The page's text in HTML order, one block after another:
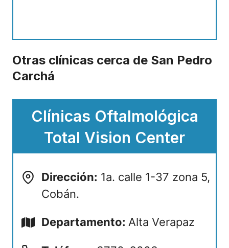
Otras clínicas cerca de San Pedro
Carchá
Clínicas Oftalmológica
Total Vision Center
Dirección: 1a. calle 1-37 zona 5,
Cobán.
Departamento: Alta Verapaz